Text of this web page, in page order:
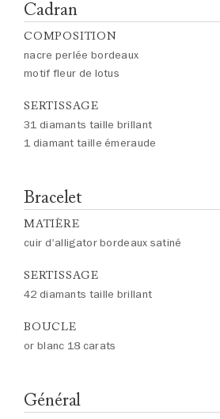
Cadran
COMPOSITION
nacre perlée bordeaux
motif fleur de lotus
SERTISSAGE
31 diamants taille brillant
1 diamant taille émeraude
Bracelet
MATIÈRE
cuir d'alligator bordeaux satiné
SERTISSAGE
42 diamants taille brillant
BOUCLE
or blanc 18 carats
Général